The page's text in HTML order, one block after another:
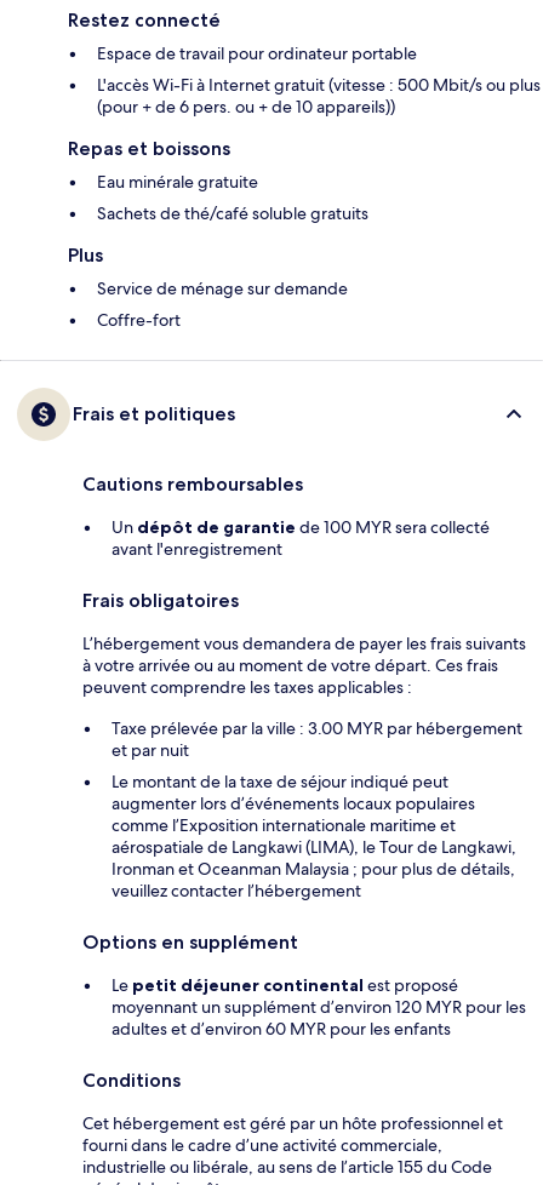
Restez connecté
Espace de travail pour ordinateur portable
L'accès Wi-Fi à Internet gratuit (vitesse : 500 Mbit/s ou plus
(pour + de 6 pers. ou + de 10 appareils))
Repas et boissons
Eau minérale gratuite
Sachets de thé/café soluble gratuits
Plus
Service de ménage sur demande
Coffre-fort
Frais et politiques
Cautions remboursables
Un dépôt de garantie de 100 MYR sera collecté
avant l'enregistrement
Frais obligatoires
L’hébergement vous demandera de payer les frais suivants
à votre arrivée ou au moment de votre départ. Ces frais
peuvent comprendre les taxes applicables :
Taxe prélevée par la ville : 3.00 MYR par hébergement
et par nuit
Le montant de la taxe de séjour indiqué peut
augmenter lors d’événements locaux populaires
comme l’Exposition internationale maritime et
aérospatiale de Langkawi (LIMA), le Tour de Langkawi,
Ironman et Oceanman Malaysia ; pour plus de détails,
veuillez contacter l’hébergement
Options en supplément
Le petit déjeuner continental est proposé
moyennant un supplément d’environ 120 MYR pour les
adultes et d’environ 60 MYR pour les enfants
Conditions
Cet hébergement est géré par un hôte professionnel et
fourni dans le cadre d’une activité commerciale,
industrielle ou libérale, au sens de l’article 155 du Code